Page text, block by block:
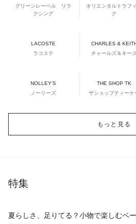
グリーンレーベル リラ
クシング
オリエンタルトラフ
ク
LACOSTE
ラコステ
CHARLES &
チャールズ＆キース
NOLLEY'S
ノーリーズ
THE SHOP TK
ザショップティーケ
もっと見る
特集
夏らしさ、足りてる？小物で楽しむベ